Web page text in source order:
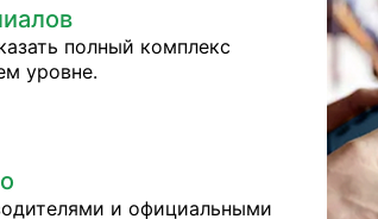
полный комплекс
уровне.
и официальными